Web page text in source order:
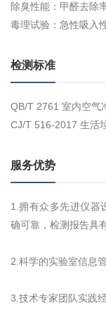
除臭性能：甲醛去除
毒理试验：急性吸入
检测标准
QB/T 2761 室内空气
CJ/T 516-2017 生活
服务优势
1.拥有众多先进仪器
确可靠，检测报告具
2.科学的实验室信息
3.技术专家团队实践